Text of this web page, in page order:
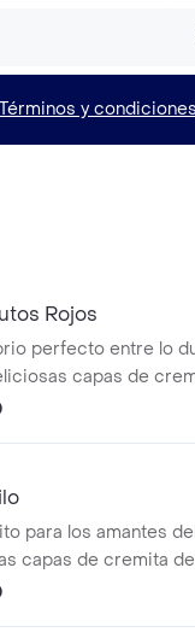
Términos y condiciones
Rojos
perfecto entre lo
capas de
y frutos rojos
para los amantes
capas de cremita
que crean la